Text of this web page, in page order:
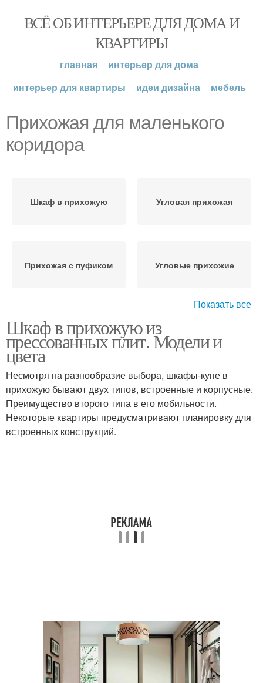
ВСЁ ОБ ИНТЕРЬЕРЕ ДЛЯ ДОМА И
КВАРТИРЫ
главная
интерьер для дома
интерьер для квартиры
идеи дизайна мебель
Прихожая для маленького
коридора
Шкаф в прихожую Угловая прихожая
Прихожая с пуфиком Угловые прихожие
Прихожая для узкого
коридора
Мебель для прихожей
Вместительная
прихожая
Коридор в хрущевке Прихожая в хрущевке
Мебель для коридора
Мебель для маленького
коридора
Показать все
Шкаф в прихожую из
прессованных плит. Модели и
цвета
Несмотря на разнообразие выбора, шкафы-купе в
прихожую бывают двух типов, встроенные и корпусные.
Преимущество второго типа в его мобильности.
Некоторые квартиры предусматривают планировку для
встроенных конструкций.